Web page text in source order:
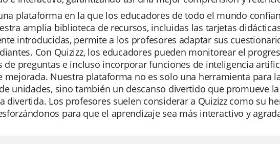
plataforma en la que los educadores de todo el mundo
amplia biblioteca de recursos, incluidas las tarjetas
introducidas, permite a los profesores adaptar sus
Con Quizizz, los educadores pueden monitorear el
de preguntas e incluso incorporar funciones de inteligencia
mejorada. Nuestra plataforma no es solo una herramienta para
unidades, sino también un descanso divertido que promueve
divertida. Los profesores suelen considerar a Quizizz como su
para que el aprendizaje sea más interactivo y